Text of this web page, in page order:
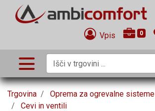
Vpis 0
Trgovina
Oprema za ogrevalne sisteme
Cevi in ventili